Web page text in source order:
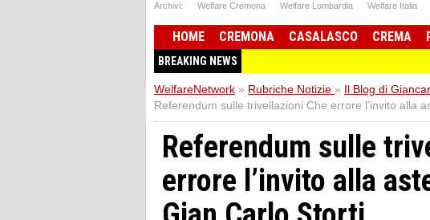
Archivi: Welfare Cremona Welfare Lombardia Welfare Italia
HOME CREMONA CASALASCO CREMA
BREAKING NEWS
WelfareNetwork » Rubriche Notizie » Il Blog di
Referendum sulle trivellazioni Che errore l’invito alla
Referendum sulle
errore l’invito alla